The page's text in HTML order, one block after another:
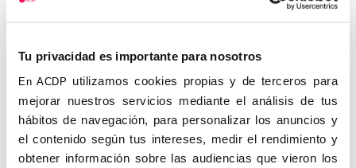
Tu privacidad es importante para nosotros
En ACDP utilizamos cookies propias y de terceros para
mejorar nuestros servicios mediante el análisis de tus
hábitos de navegación, para personalizar los anuncios y
el contenido según tus intereses, medir el rendimiento y
obtener información sobre las audiencias que vieron los